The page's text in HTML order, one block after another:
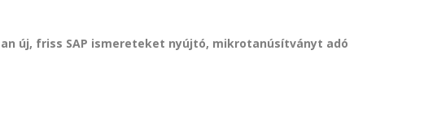
új, friss SAP ismereteket nyújtó, mikrotanúsítványt adó